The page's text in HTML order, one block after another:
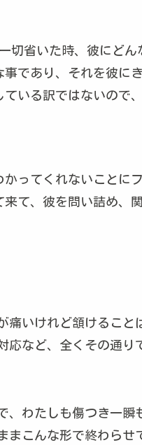
切省いた時、彼にどん
であり、それを彼に
いる訳ではないので
ってくれないことに
て、彼を問い詰め、
いけれど頷けること
応など、全くその通り
、わたしも傷つき一瞬
まこんな形で終わらせ